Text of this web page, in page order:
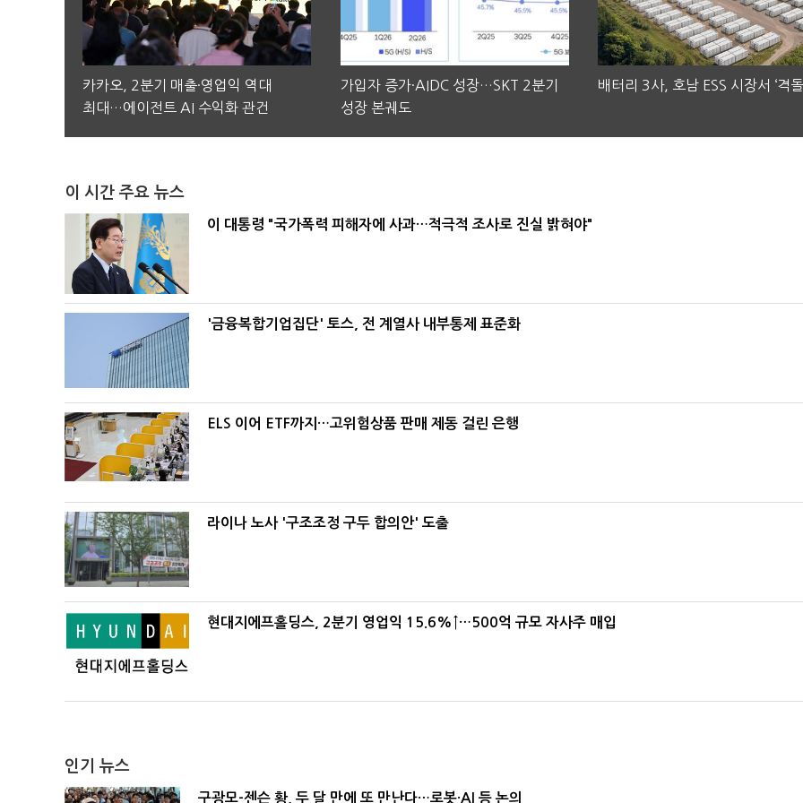
카카오, 2분기 매출·영업익 역대
최대…에이전트 AI 수익화 관건
가입자 증가·AIDC 성장…SKT 2분기
성장 본궤도
배터리 3사, 호남 ESS 시장서 ‘격돌
이 시간 주요 뉴스
이 대통령 "국가폭력 피해자에 사과…적극적 조사로 진실 밝혀야"
'금융복합기업집단' 토스, 전 계열사 내부통제 표준화
ELS 이어 ETF까지…고위험상품 판매 제동 걸린 은행
라이나 노사 '구조조정 구두 합의안' 도출
현대지에프홀딩스, 2분기 영업익 15.6%↑…500억 규모 자사주 매입
인기 뉴스
구광모-젠슨 황, 두 달 만에 또 만난다…로봇·AI 등 논의